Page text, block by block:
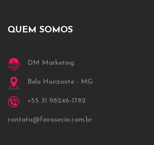
QUEM SOMOS
DM Marketing
Belo Horizonte - MG
+55 31 98246-1782
contato@feirasecia.com.br